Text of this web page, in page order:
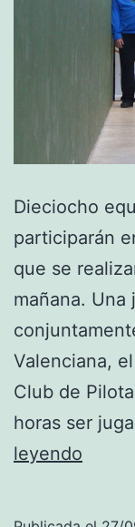
Dieciocho
participarán
que se
mañana. Una
Valenciana,
Club de
horas ser
leyendo